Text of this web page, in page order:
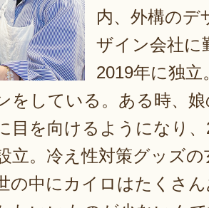
内、外構のデ
ザイン会社に
2019年に独
をしている。ある時、
目を向けるようになり
立。冷え性対策グッズ
の中にカイロはたくさ